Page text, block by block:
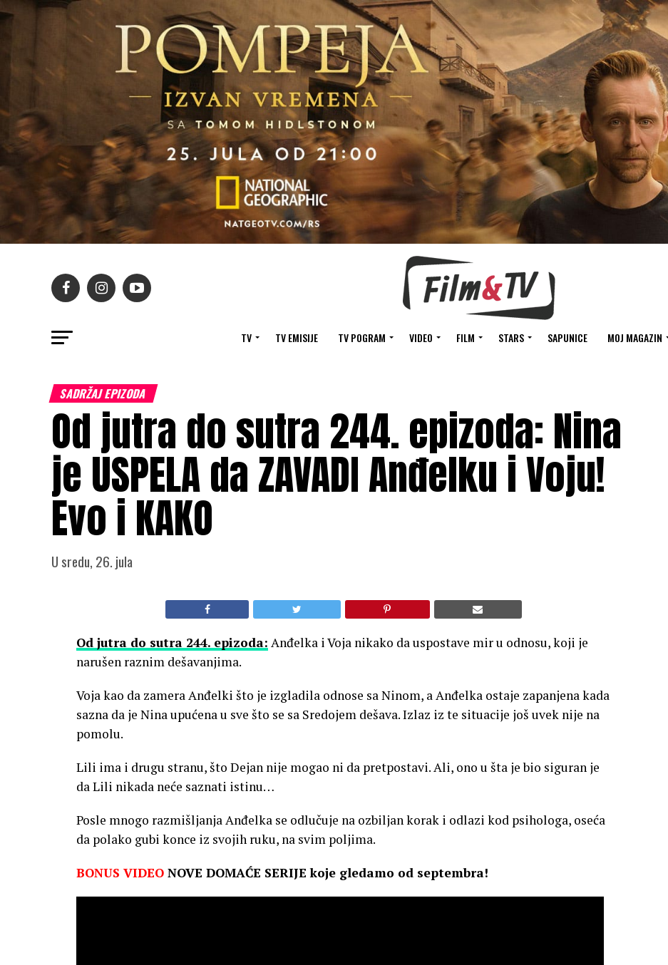
TV TV EMISIJE TV POGRAM VIDEO FILM STARS SAPUNICE MOJ MAGAZIN
SADRŽAJ EPIZODA
Od jutra do sutra 244. epizoda: Nina
je USPELA da ZAVADI Anđelku i Voju!
Evo i KAKO
U sredu, 26. jula
Od jutra do sutra 244. epizoda: Anđelka i Voja nikako da uspostave mir u odnosu, koji je
narušen raznim dešavanjima.
Voja kao da zamera Anđelki što je izgladila odnose sa Ninom, a Anđelka ostaje zapanjena kada
sazna da je Nina upućena u sve što se sa Sredojem dešava. Izlaz iz te situacije još uvek nije na
pomolu.
Lili ima i drugu stranu, što Dejan nije mogao ni da pretpostavi. Ali, ono u šta je bio siguran je
da Lili nikada neće saznati istinu…
Posle mnogo razmišljanja Anđelka se odlučuje na ozbiljan korak i odlazi kod psihologa, oseća
da polako gubi konce iz svojih ruku, na svim poljima.
BONUS VIDEO NOVE DOMAĆE SERIJE koje gledamo od septembra!